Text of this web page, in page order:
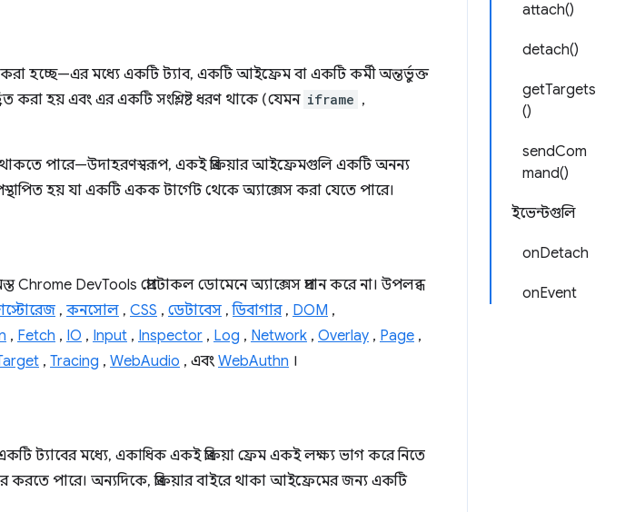
attach()
detach()
getTargets
()
sendCom
mand()
ইভেন্টগুলি
onDetach
onEvent
করা হচ্ছে—এর মধ্যে একটি ট্যাব, একটি আইফ্রেম বা একটি কর্মী অন্তর্ভুক্ত
করা হয় এবং এর একটি সংশ্লিষ্ট ধরণ থাকে (যেমন iframe ,
থাকতে পারে—উদাহরণস্বরূপ, একই প্রক্রিয়ার আইফ্রেমগুলি একটি অনন্য
উপস্থাপিত হয় যা একটি একক টার্গেট থেকে অ্যাক্সেস করা যেতে পারে।
Chrome DevTools প্রোটোকল ডোমেনে অ্যাক্সেস প্রদান করে না। উপলব্ধ
, কনসোল , CSS , ডেটাবেস ,ডিবাগার, DOM ,
, Fetch , IO , Input , Inspector , Log , Network , Overlay , Page ,
, Tracing , WebAudio , এবং WebAuthn ।
ট্যাবের মধ্যে, একাধিক একই প্রক্রিয়া ফ্রেম একই লক্ষ্য ভাগ করে নিতে
করতে পারে। অন্যদিকে, প্রক্রিয়ার বাইরে থাকা আইফ্রেমের জন্য একটি